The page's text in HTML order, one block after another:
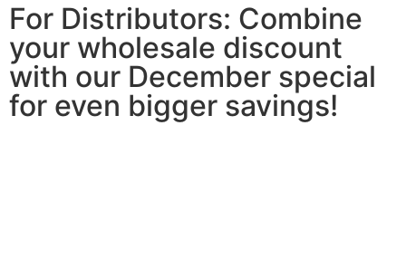
For Distributors: Combine
your wholesale discount
with our December special
for even bigger savings!